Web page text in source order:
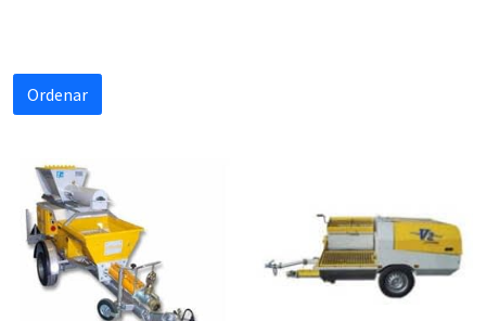
Ordenar